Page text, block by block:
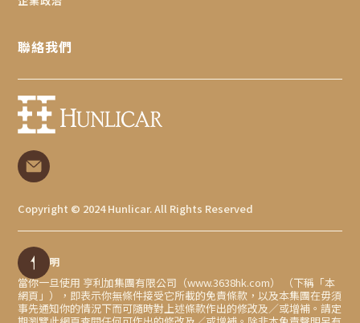
聯絡我們
Copyright © 2024 Hunlicar. All Rights Reserved
免責聲明
當你一旦使用 亨利加集團有限公司（www.3638hk.com） （下稱「本
網頁」），即表示你無條件接受它所載的免責條款，以及本集團在毋須
事先通知你的情況下而可隨時對上述條款作出的修改及／或增補。請定